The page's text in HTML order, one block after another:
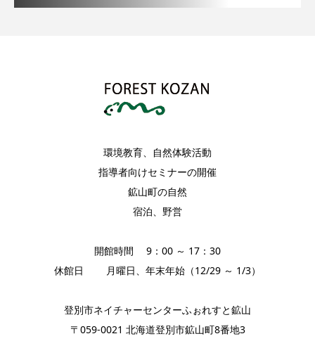
環境教育、自然体験活動
指導者向けセミナーの開催
鉱山町の自然
宿泊、野営
開館時間 9：00 ～ 17：30
休館日 月曜日、年末年始（12/29 ～ 1/3）
登別市ネイチャーセンターふぉれすと鉱山
〒059-0021 北海道登別市鉱山町8番地3